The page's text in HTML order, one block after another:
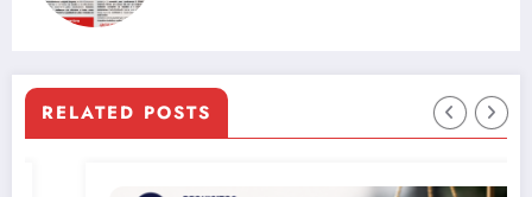
RELATED POSTS